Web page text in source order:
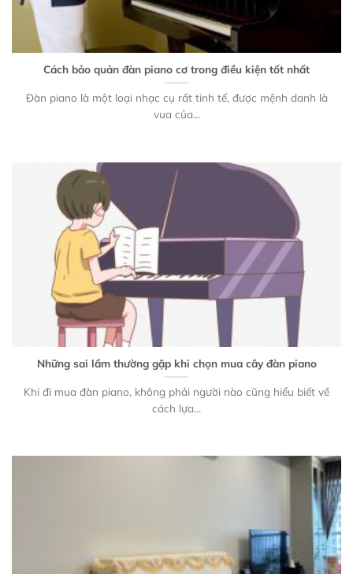
Cách bảo quản đàn piano cơ trong điều kiện tốt nhất
Đàn piano là một loại nhạc cụ rất tinh tế, được mệnh danh là
vua của...
Những sai lầm thường gặp khi chọn mua cây đàn piano
Khi đi mua đàn piano, không phải người nào cũng hiểu biết về
cách lựa...